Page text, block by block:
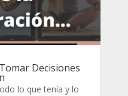
Decisiones
lo que tenía y lo